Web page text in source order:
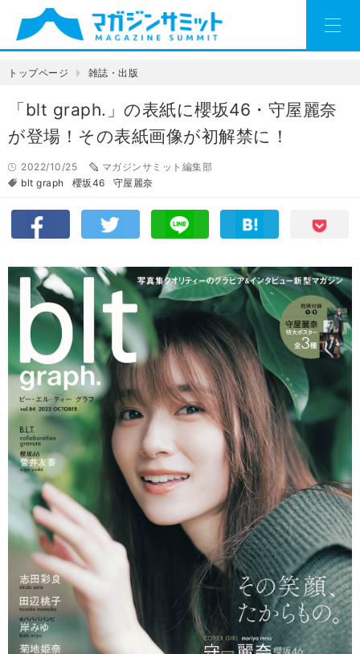
トップページ 雑誌・出版
「blt graph.」の表紙に櫻坂46・守屋麗奈
が登場！その表紙画像が初解禁に！
2022/10/25
マガジンサミット編集部
blt graph
櫻坂46 守屋麗奈